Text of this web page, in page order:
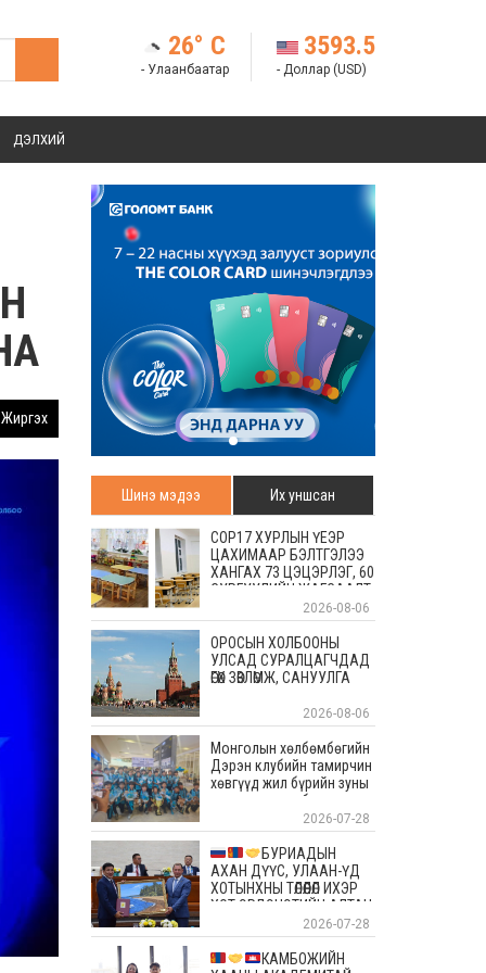
26° C
- Улаанбаатар
3593.5
- Доллар (USD)
ДЭЛХИЙ
Жиргэх
Шинэ мэдээ Их уншсан
COP17 ХУРЛЫН ҮЕЭР
ЦАХИМААР БЭЛТГЭЛЭЭ
ХАНГАХ 73 ЦЭЦЭРЛЭГ, 60
СУРГУУЛИЙН ЖАГСААЛТ
2026-08-06
ОРОСЫН ХОЛБООНЫ
УЛСАД СУРАЛЦАГЧДАД
ӨГӨХ ЗӨВЛӨМЖ, САНУУЛГА
2026-08-06
Монголын хөлбөмбөгийн
Дэрэн клубийн тамирчин
хөвгүүд жил бүрийн зуны
энэ өдрүүдэд болдог
уламжлалт Скандиновын
орнуудын тэмцээндээ
оролцоод ирлээ
2026-07-28
БУРИАДЫН
АХАН ДҮҮС, УЛААН-ҮД
ХОТЫНХНЫ ТӨЛӨӨЛӨЛ ИХЭР
ХОТ ЭРДЭНЭТИЙН АЛТАН
ОЙД БАЯР ХҮРГЭЛЭЭ
2026-07-28
КАМБОЖИЙН